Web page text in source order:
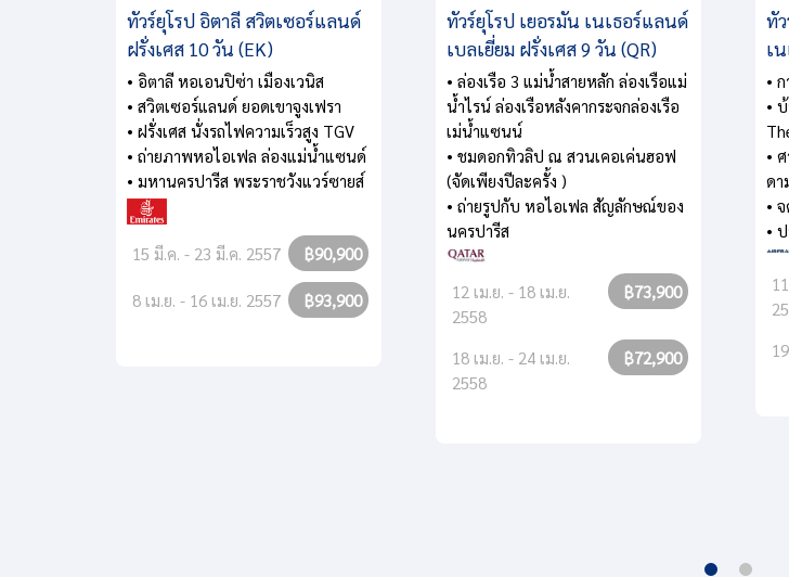
ทัวร์ยุโรป อิตาลี สวิตเซอร์แลนด์
ฝรั่งเศส 10 วัน (EK)
• อิตาลี หอเอนปิซ่า เมืองเวนิส
• สวิตเซอร์แลนด์ ยอดเขาจูงเฟรา
• ฝรั่งเศส นั่งรถไฟความเร็วสูง TGV
• ถ่ายภาพหอไอเฟล ล่องแม่น้ำแซนด์
• มหานครปารีส พระราชวังแวร์ซายส์
15 มี.ค. - 23 มี.ค. 2557 ฿90,900
8 เม.ย. - 16 เม.ย. 2557 ฿93,900
ทัวร์ยุโรป เยอรมัน เนเธอร์แลนด์
เบลเยี่ยม ฝรั่งเศส 9 วัน (QR)
• ล่องเรือ 3 แม่น้ำสายหลัก ล่องเรือแม่
น้ำไรน์ ล่องเรือหลังคากระจกล่องเรือ
เม่น้ำแซนน์
• ชมดอกทิวลิป ณ สวนเคอเค่นฮอฟ
(จัดเพียงปีละครั้ง )
• ถ่ายรูปกับ หอไอเฟล สัญลักษณ์ของ
นครปารีส
12 เม.ย. - 18 เม.ย.
2558
฿73,900
18 เม.ย. - 24 เม.ย.
2558
฿72,900
ทั
เ
•
•
•
ดา
•
•